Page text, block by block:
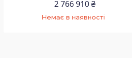
2 766 910 ₴
Немає в наявності